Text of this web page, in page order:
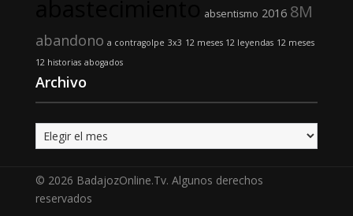
absentismo 2016 8M
abandono a contragolpe 3x3 12 meses 12 leyendas 12 meses
12 historias abogados
Archivo
Archivo
© 2026 BadajozOnline.Tv. Algunos derechos
reservados